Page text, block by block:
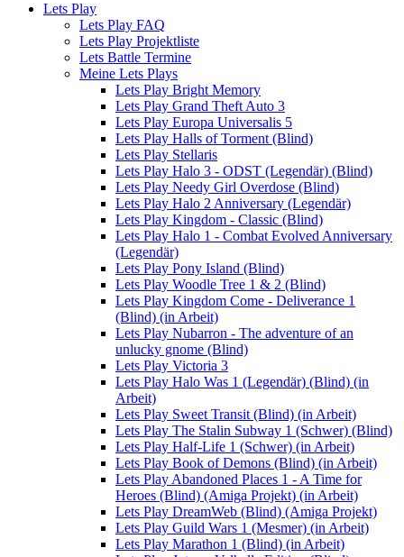
Lets Play
Lets Play FAQ
Lets Play Projektliste
Lets Battle Termine
Meine Lets Plays
Lets Play Bright Memory
Lets Play Grand Theft Auto 3
Lets Play Europa Universalis 5
Lets Play Halls of Torment (Blind)
Lets Play Stellaris
Lets Play Halo 3 - ODST (Legendär) (Blind)
Lets Play Needy Girl Overdose (Blind)
Lets Play Halo 2 Anniversary (Legendär)
Lets Play Kingdom - Classic (Blind)
Lets Play Halo 1 - Combat Evolved Anniversary
(Legendär)
Lets Play Pony Island (Blind)
Lets Play Woodle Tree 1 & 2 (Blind)
Lets Play Kingdom Come - Deliverance 1
(Blind) (in Arbeit)
Lets Play Nubarron - The adventure of an
unlucky gnome (Blind)
Lets Play Victoria 3
Lets Play Halo Was 1 (Legendär) (Blind) (in
Arbeit)
Lets Play Sweet Transit (Blind) (in Arbeit)
Lets Play The Stalin Subway 1 (Schwer) (Blind)
Lets Play Half-Life 1 (Schwer) (in Arbeit)
Lets Play Book of Demons (Blind) (in Arbeit)
Lets Play Abandoned Places 1 - A Time for
Heroes (Blind) (Amiga Projekt) (in Arbeit)
Lets Play DreamWeb (Blind) (Amiga Projekt)
Lets Play Guild Wars 1 (Mesmer) (in Arbeit)
Lets Play Marathon 1 (Blind) (in Arbeit)